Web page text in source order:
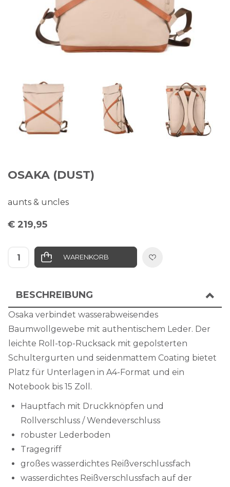
OSAKA (DUST)
aunts & uncles
€ 219,95
WARENKORB IN DIE WUNSCHLISTE
BESCHREIBUNG
Osaka verbindet wasserabweisendes
Baumwollgewebe mit authentischem Leder. Der
leichte Roll-top-Rucksack mit gepolsterten
Schultergurten und seidenmattem Coating bietet
Platz für Unterlagen in A4-Format und ein
Notebook bis 15 Zoll.
Hauptfach mit Druckknöpfen und
Rollverschluss / Wendeverschluss
robuster Lederboden
Tragegriff
großes wasserdichtes Reißverschlussfach
wasserdichtes Reißverschlussfach auf der